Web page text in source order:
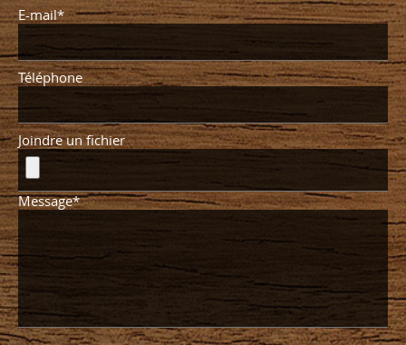
E-mail*
Téléphone
Joindre un fichier
Message*